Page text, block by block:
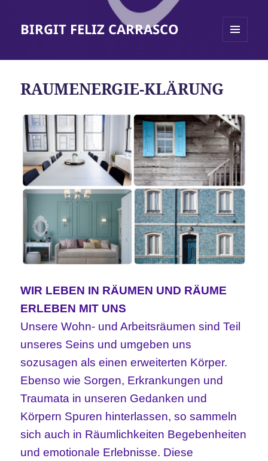
BIRGIT FELIZ CARRASCO
RAUMENERGIE-KLÄRUNG
WIR LEBEN IN RÄUMEN UND RÄUME
ERLEBEN MIT UNS
Unsere Wohn- und Arbeitsräumen sind Teil
unseres Seins und umgeben uns
sozusagen als einen erweiterten Körper.
Ebenso wie Sorgen, Erkrankungen und
Traumata in unseren Gedanken und
Körpern Spuren hinterlassen, so sammeln
sich auch in Räumlichkeiten Begebenheiten
und emotionale Erlebnisse. Diese